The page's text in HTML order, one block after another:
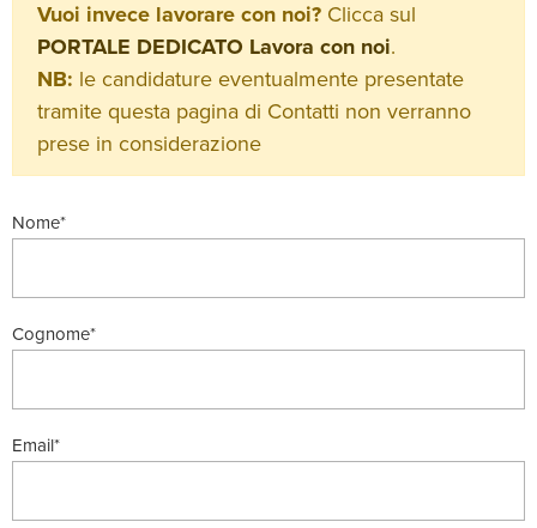
Vuoi invece lavorare con noi? Clicca sul
PORTALE DEDICATO Lavora con noi.
NB: le candidature eventualmente presentate
tramite questa pagina di Contatti non verranno
prese in considerazione
Nome*
Cognome*
Email*